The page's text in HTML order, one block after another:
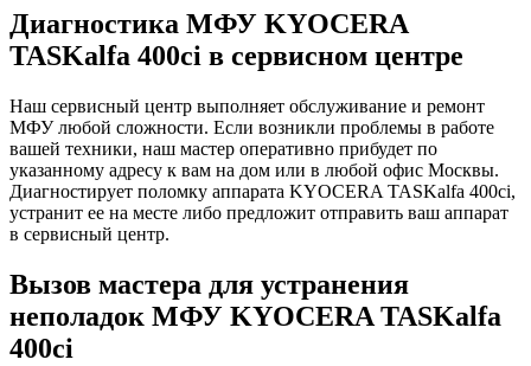
Диагностика МФУ KYOCERA
TASKalfa 400ci в сервисном центре
Наш сервисный центр выполняет обслуживание и ремонт
МФУ любой сложности. Если возникли проблемы в работе
вашей техники, наш мастер оперативно прибудет по
указанному адресу к вам на дом или в любой офис Москвы.
Диагностирует поломку аппарата KYOCERA TASKalfa 400ci,
устранит ее на месте либо предложит отправить ваш аппарат
в сервисный центр.
Вызов мастера для устранения
неполадок МФУ KYOCERA TASKalfa
400ci